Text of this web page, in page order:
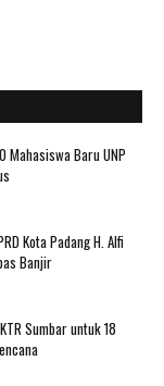
Mahasiswa Baru UNP
Kota Padang H. Alfi
Banjir
Sumbar untuk 18